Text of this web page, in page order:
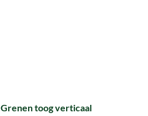
Grenen toog verticaal